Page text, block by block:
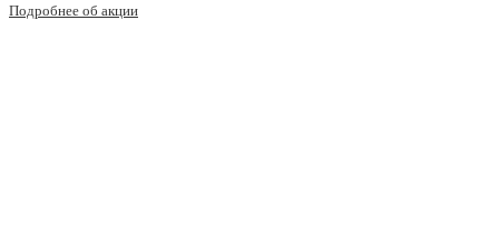
Подробнее об акции